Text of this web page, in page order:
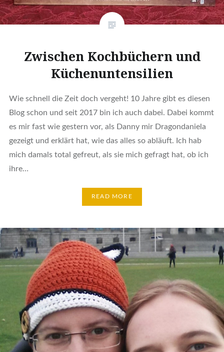
Zwischen Kochbüchern und
Küchenuntensilien
Wie schnell die Zeit doch vergeht! 10 Jahre gibt es diesen
Blog schon und seit 2017 bin ich auch dabei. Dabei kommt
es mir fast wie gestern vor, als Danny mir Dragondaniela
gezeigt und erklärt hat, wie das alles so abläuft. Ich hab
mich damals total gefreut, als sie mich gefragt hat, ob ich
ihre…
READ MORE